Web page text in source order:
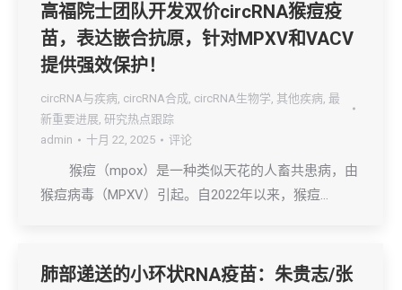
高福院士团队开发双价circRNA猴痘疫
苗，表达嵌合抗原，针对MPXV和VACV
提供强效保护！
circRNA与疾病, circRNA合成, circRNA生物学, 其他疾病, 最
新重要进展, 研究热点跟踪
admin
十月 22, 2025 评论
猴痘（mpox）是一种类似天花的人畜共患病，由
猴痘病毒（MPXV）引起。自2022年以来，猴痘…
肺部递送的小环状RNA疫苗：朱贵志/张